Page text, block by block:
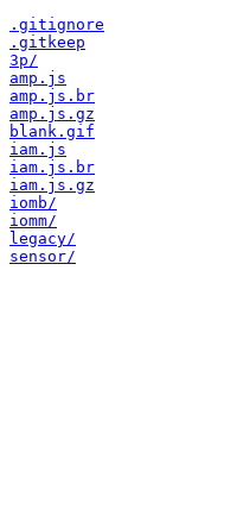
.gitignore
.gitkeep
3p/
amp.js
amp.js.br
amp.js.gz
blank.gif
iam.js
iam.js.br
iam.js.gz
iomb/
iomm/
legacy/
sensor/